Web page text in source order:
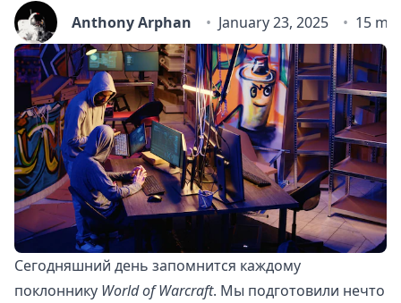
Anthony Arphan January 23, 2025 15
Сегодняшний день запомнится каждому
поклоннику World of Warcraft. Мы подготовили нечто